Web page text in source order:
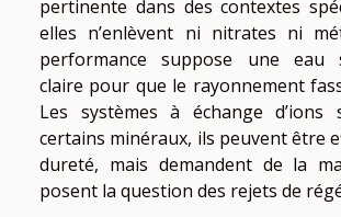
pertinente dans des contextes
elles n’enlèvent ni nitrates ni
performance suppose une eau
claire pour que le rayonnement
Les systèmes à échange d’ions
certains minéraux, ils peuvent être
dureté, mais demandent de la
posent la question des rejets de